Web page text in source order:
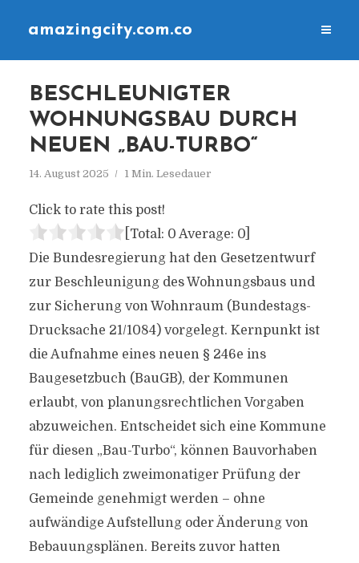
amazingcity.com.co
BESCHLEUNIGTER
WOHNUNGSBAU DURCH
NEUEN „BAU-TURBO“
14. August 2025 1 Min. Lesedauer
Click to rate this post!
[Total: 0 Average: 0]
Die Bundesregierung hat den Gesetzentwurf
zur Beschleunigung des Wohnungsbaus und
zur Sicherung von Wohnraum (Bundestags-
Drucksache 21/1084) vorgelegt. Kernpunkt ist
die Aufnahme eines neuen § 246e ins
Baugesetzbuch (BauGB), der Kommunen
erlaubt, von planungsrechtlichen Vorgaben
abzuweichen. Entscheidet sich eine Kommune
für diesen „Bau-Turbo“, können Bauvorhaben
nach lediglich zweimonatiger Prüfung der
Gemeinde genehmigt werden – ohne
aufwändige Aufstellung oder Änderung von
Bebauungsplänen. Bereits zuvor hatten